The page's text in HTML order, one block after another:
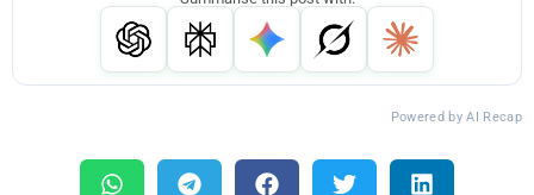
Powered by AI Recap